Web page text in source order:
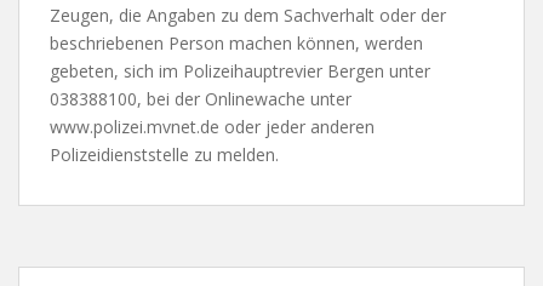
Zeugen, die Angaben zu dem Sachverhalt oder der
beschriebenen Person machen können, werden
gebeten, sich im Polizeihauptrevier Bergen unter
038388100, bei der Onlinewache unter
www.polizei.mvnet.de oder jeder anderen
Polizeidienststelle zu melden.